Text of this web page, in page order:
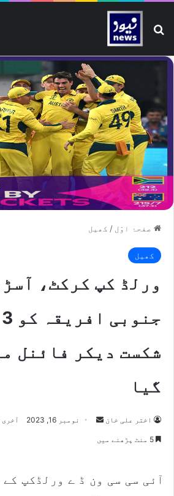
تلاش کیجیے
صفحۂ اوّل / کھیل
کھیل
ورلڈ کپ کرکٹ،
شکست دیکر فائنل
گیا
اختر علی خان
a
نومبر 16, 2023 آخری
آئی سی سی ون ڈ ے ورلڈکپ